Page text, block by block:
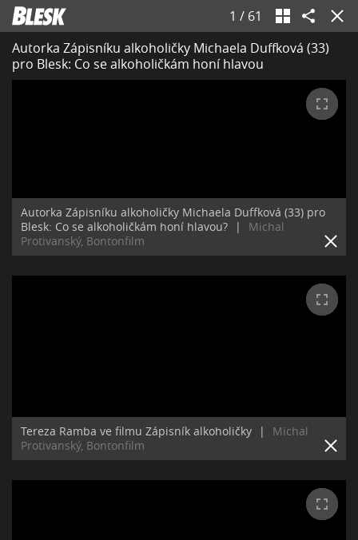
1 / 61
Autorka Zápisníku alkoholičky Michaela Duffková (33)
pro Blesk: Co se alkoholičkám honí hlavou
Autorka Zápisníku alkoholičky Michaela Duffková (33) pro
Blesk: Co se alkoholičkám honí hlavou?
|
Michal
Protivanský, Bontonfilm
Tereza Ramba ve filmu Zápisník alkoholičky |
Michal
Protivanský, Bontonfilm